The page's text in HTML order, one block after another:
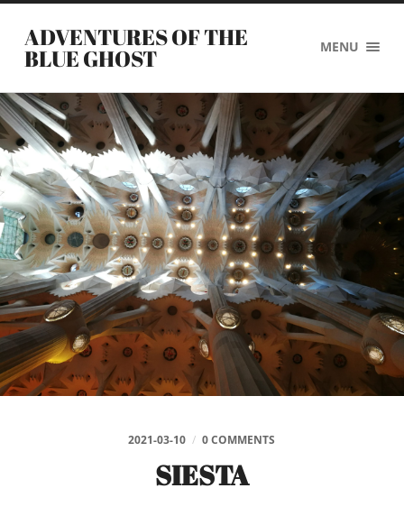
ADVENTURES OF THE
BLUE GHOST MENU
2021-03-10 / 0 COMMENTS
SIESTA